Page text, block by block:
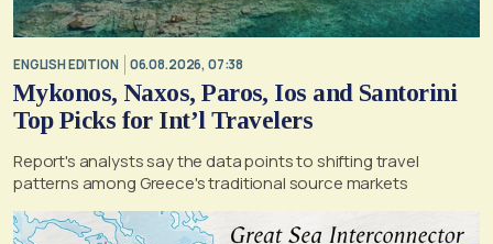
ENGLISH EDITION 06.08.2026, 07:38
Mykonos, Naxos, Paros, Ios and Santorini
Top Picks for Int’l Travelers
Report's analysts say the data points to shifting travel
patterns among Greece's traditional source markets